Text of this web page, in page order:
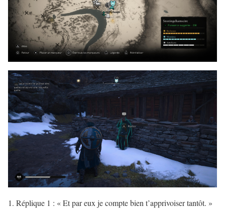
Réplique 1 : « Et par eux je compte bien t’apprivoiser tantôt. »